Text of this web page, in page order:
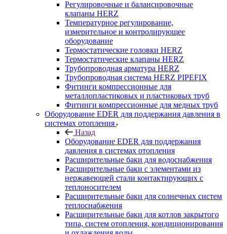
Регулировочные и балансировочные
клапаны HERZ
Температурное регулирование,
измерительное и контролирующее
оборудование
Термостатические головки HERZ
Термостатические клапаны HERZ
Трубопроводная арматура HERZ
Трубопроводная система HERZ PIPEFIX
Фитинги компрессионные для
металлопластиковых и пластиковых труб
Фитинги компрессионные для медных труб
Оборудование EDER для поддержания давления в
системах отопления
Назад
Оборудование EDER для поддержания
давления в системах отопления
Расширительные баки для водоснабжения
Расширительные баки с элементами из
нержавеющей стали контактирующих с
теплоносителем
Расширительные баки для солнечных систем
теплоснабжения
Расширительные баки для котлов закрытого
типа, систем отопления, кондиционирования